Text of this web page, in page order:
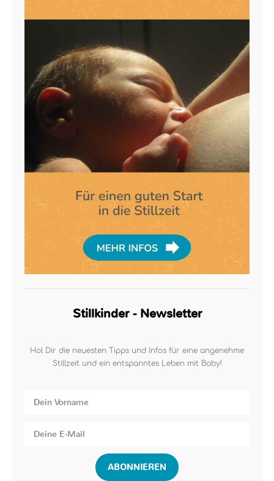
Stillkinder - Newsletter
Hol Dir die neuesten Tipps und Infos für eine angenehme
Stillzeit und ein entspanntes Leben mit Baby!
ABONNIEREN